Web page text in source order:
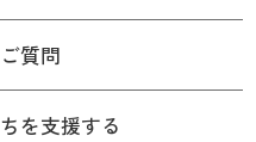
質問
を支援する